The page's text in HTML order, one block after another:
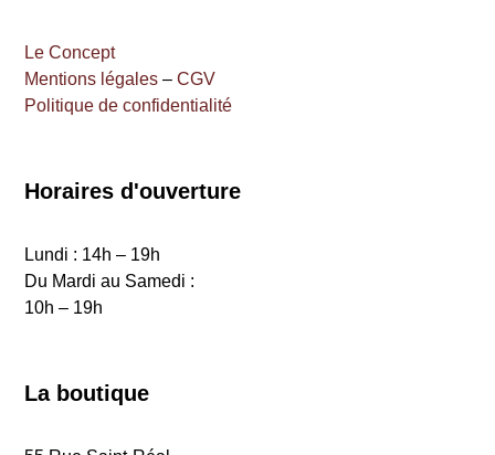
Le Concept
Mentions légales –CGV
Politique de confidentialité
Horaires d'ouverture
Lundi : 14h – 19h
Du Mardi au Samedi :
10h – 19h
La boutique